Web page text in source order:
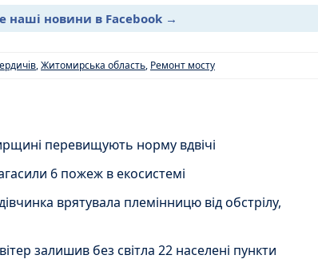
наші новини в Facebook →
,Житомирська область, Ремонт мосту
перевищують норму вдвічі
6 пожеж в екосистемі
врятувала племінницю від обстрілу,
залишив без світла 22 населені пункти